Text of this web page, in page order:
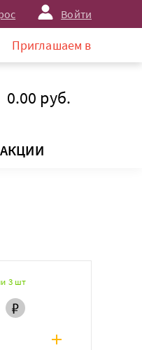
Войти
в магазин
0.00 руб.
АКЦИИ
3 шт